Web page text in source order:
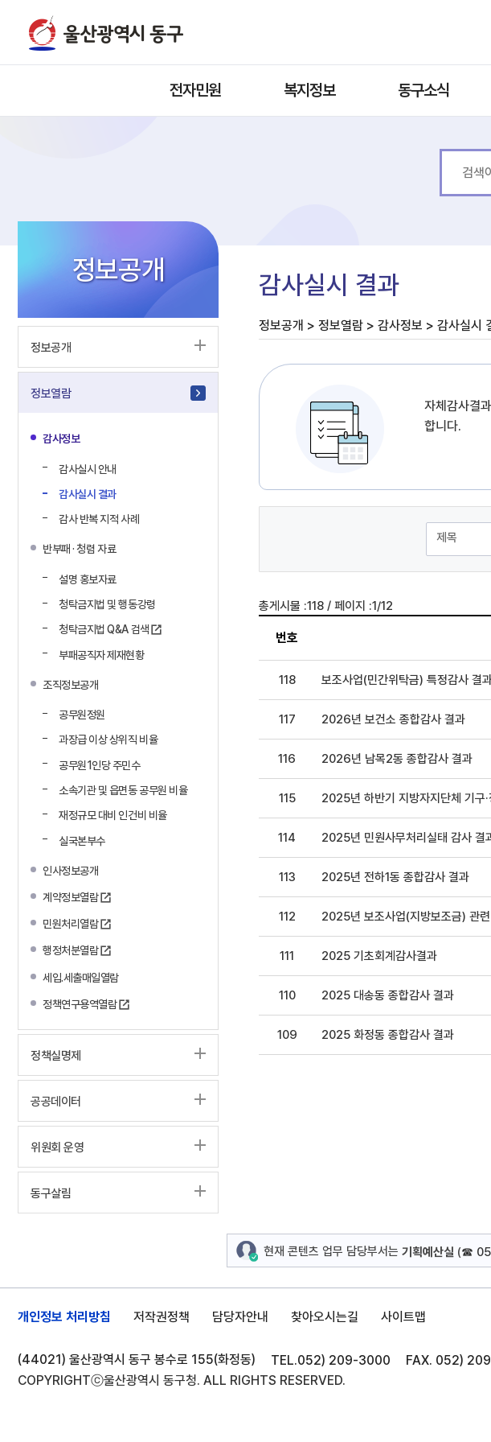
전자민원 복지정보 동구소식
정보공개
정보공개
정보열람
감사정보
감사실시 안내
감사실시 결과
감사 반복 지적 사례
반부패 · 청렴 자료
설명 홍보자료
청탁금지법 및 행동강령
청탁금지법 Q&A 검색
부패공직자 제재현황
조직정보공개
공무원정원
과장급 이상 상위직 비율
공무원1인당 주민수
소속기관 및 읍면동 공무원 비율
재정규모 대비 인건비 비율
실국본부수
인사정보공개
계약정보열람
민원처리열람
행정처분열람
세입.세출매일열람
정책연구용역열람
정책실명제
공공데이터
위원회 운영
동구살림
감사실시 결과
정보공개 > 정보열람 > 감사정보 > 감사실시
자체감사결
합니다.
총게시물 :118 / 페이지 :1/12
번호
118 보조사업(민간위탁금) 특정감사 결
117 2026년 보건소 종합감사 결과
116 2026년 남목2동 종합감사 결과
115 2025년 하반기 지방자지단체 기구
114 2025년 민원사무처리실태 감사 결
113 2025년 전하1동 종합감사 결과
112 2025년 보조사업(지방보조금) 관
111 2025 기초회계감사결과
110 2025 대송동 종합감사 결과
109 2025 화정동 종합감사 결과
현재 콘텐츠 업무 담당부서는 기획예산실 (☎
개인정보 처리방침 저작권정책 담당자안내 찾아오시는길 사이트맵
(44021) 울산광역시 동구 봉수로 155(화정동) TEL.052) 209-3000 FAX. 052)
COPYRIGHTⓒ울산광역시 동구청. ALL RIGHTS RESERVED.